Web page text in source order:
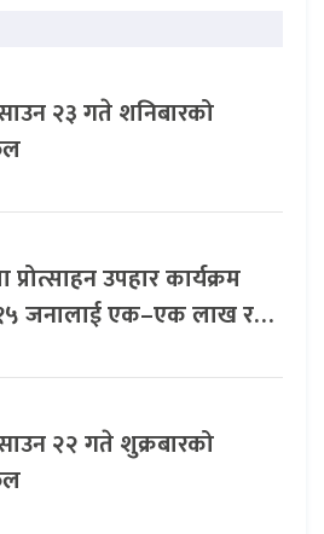
२३ गते शनिबारको
प्रोत्साहन उपहार कार्यक्रम
जनालाई एक–एक लाख र…
२२ गते शुक्रबारको